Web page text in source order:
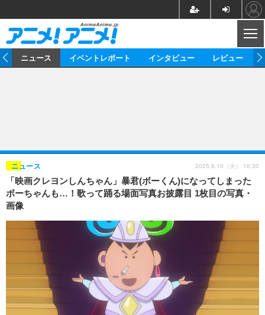
ゲーム グッズ
海外イベント ビジネス
俳優・タレント アーティスト
アニメ 実写
動画
アニメ！アニメ！TV ABEMA Cafe
ニュース イベントレポート インタビュー レビュー
「映画クレヨンしんちゃん」暴君(ボーくん)になってしまった
ボーちゃんも…！歌って踊る場面写真お披露目 1枚目の写真・
画像
ニュース 2025.6.10（火） 16:30